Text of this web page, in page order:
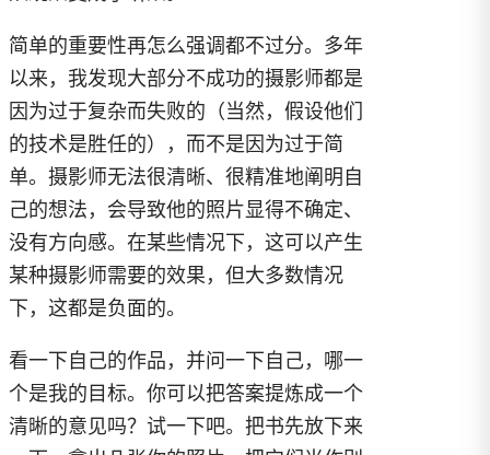
简单的重要性再怎么强调都不过分。多年
以来，我发现大部分不成功的摄影师都是
因为过于复杂而失败的（当然，假设他们
的技术是胜任的），而不是因为过于简
单。摄影师无法很清晰、很精准地阐明自
己的想法，会导致他的照片显得不确定、
没有方向感。在某些情况下，这可以产生
某种摄影师需要的效果，但大多数情况
下，这都是负面的。
看一下自己的作品，并问一下自己，哪一
个是我的目标。你可以把答案提炼成一个
清晰的意见吗？试一下吧。把书先放下来